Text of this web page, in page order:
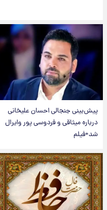
پیش‌بینی جنجالی احسان علیخانی
درباره میثاقی و فردوسی پور وایرال
شد+فیلم